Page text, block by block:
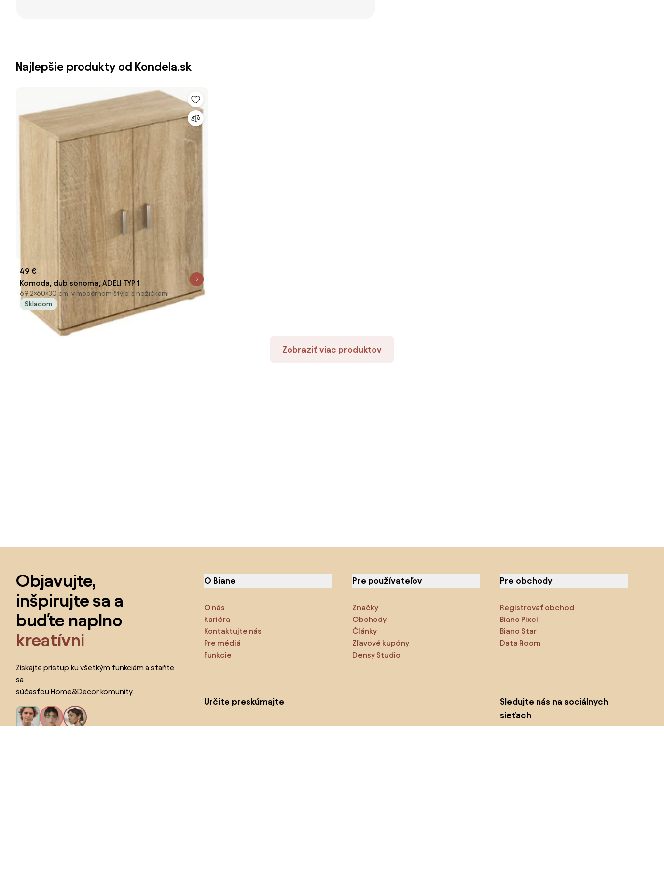
Najlepšie produkty od Kondela.sk
49 €
Komoda, dub sonoma, ADELI TYP 1
69,2×60×30 cm, v modernom štýle, s nožičkami
Skladom
Zobraziť viac produktov
Objavujte,
inšpirujte sa a
buďte naplno
kreatívni
Získajte prístup ku všetkým funkciám a staňte
sa
súčasťou Home&Decor komunity.
O Biane
O nás
Kariéra
Kontaktujte nás
Pre médiá
Funkcie
Pre používateľov
Značky
Obchody
Články
Zľavové kupóny
Densy Studio
Pre obchody
Registrovať obchod
Biano Pixel
Biano Star
Data Room
Určite preskúmajte
Sledujte nás na sociálnych
sieťach